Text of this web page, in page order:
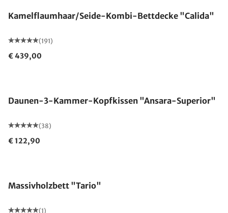
Kamelflaumhaar/Seide-Kombi-Bettdecke "Calida"
(191)
€ 439,00
Daunen-3-Kammer-Kopfkissen "Ansara-Superior"
(38)
€ 122,90
Massivholzbett "Tario"
(1)